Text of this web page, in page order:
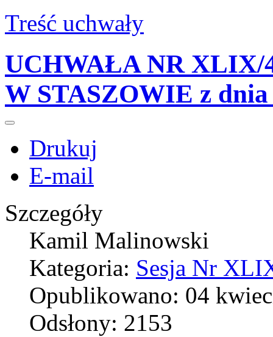
Treść uchwały
UCHWAŁA NR XLIX/
W STASZOWIE z dnia
Drukuj
E-mail
Szczegóły
Kamil Malinowski
Kategoria: Sesja Nr
Opublikowano: 04
Odsłony: 2153